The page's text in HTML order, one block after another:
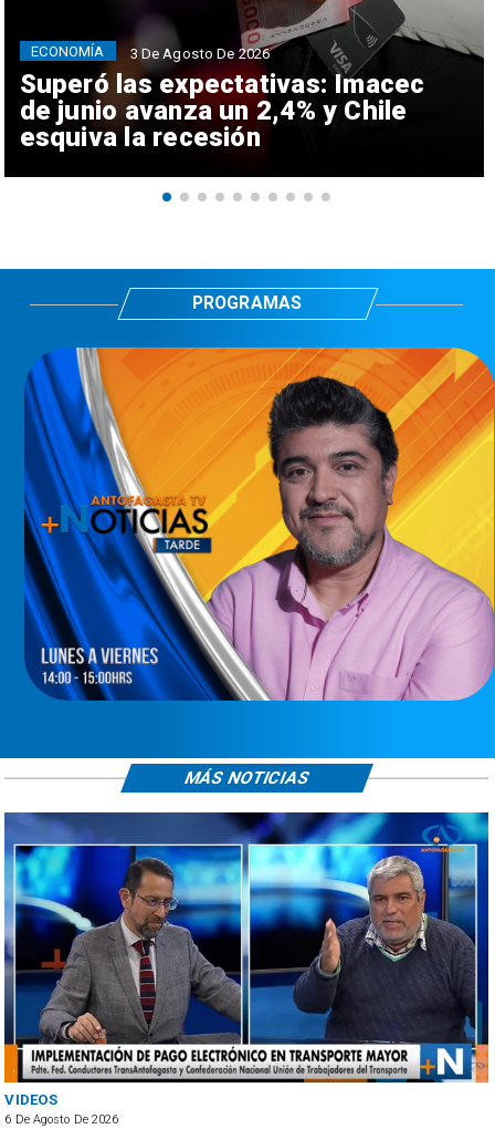
Superó las expectativas: Imacec
de junio avanza un 2,4% y Chile
esquiva la recesión
ECONOMÍA 3 De Agosto De 2026
PROGRAMAS
VIDEOS
6 De Agosto De 2026
MÁS NOTICIAS